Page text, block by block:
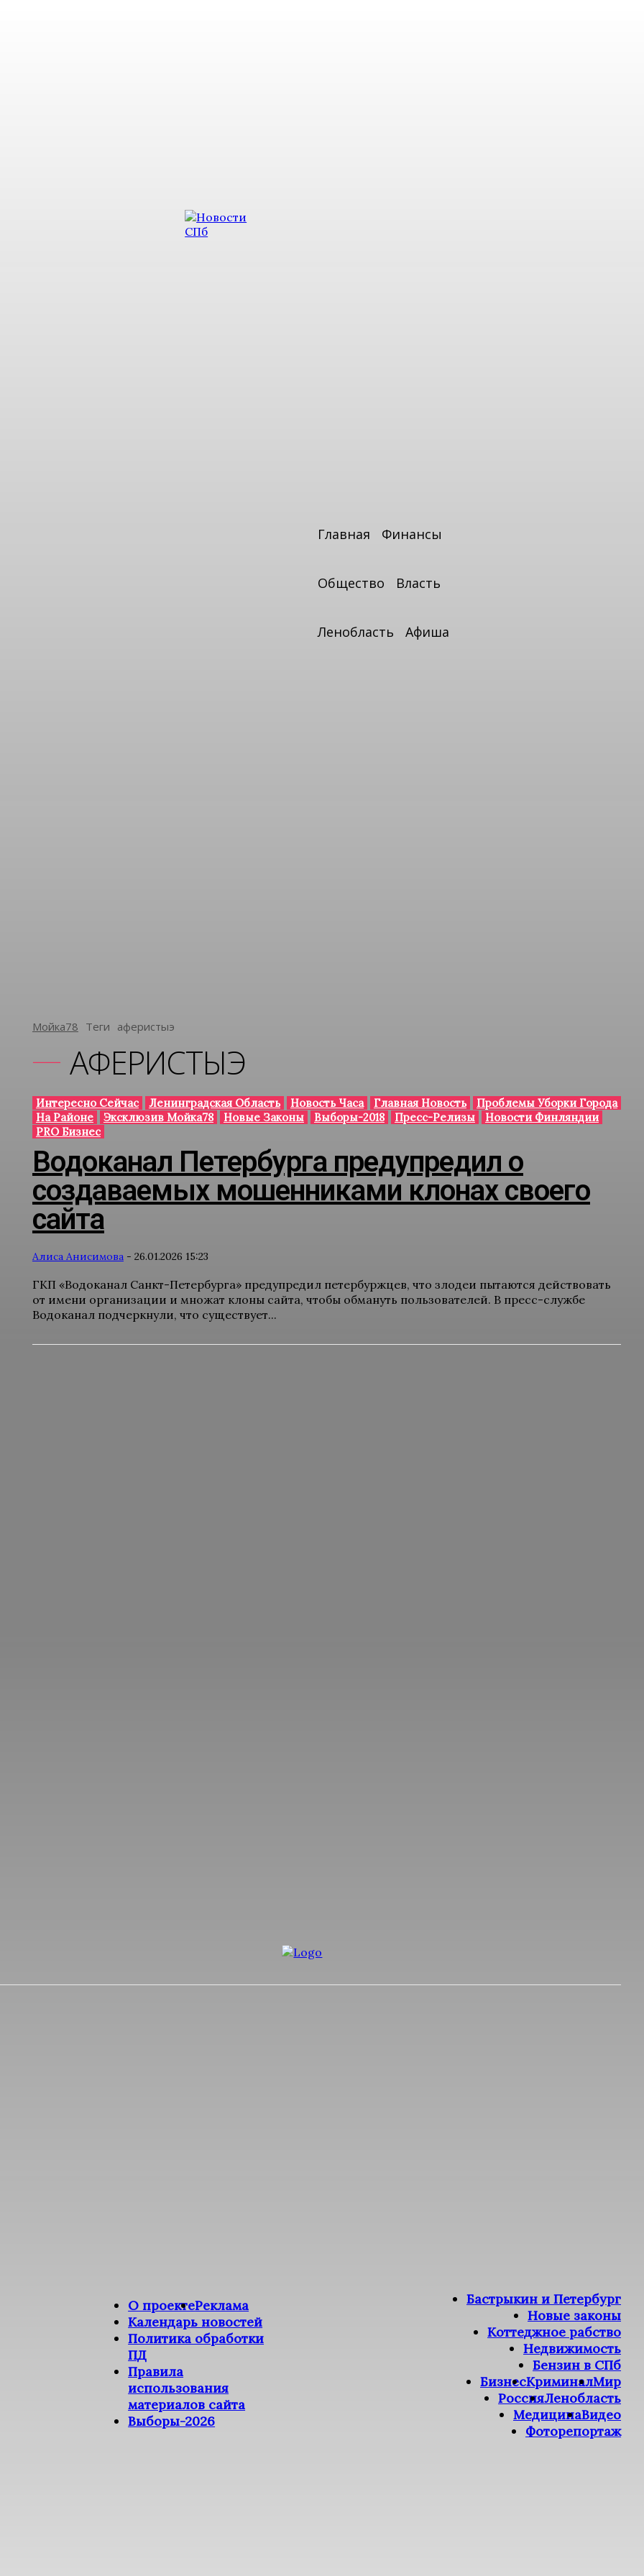
Главная Финансы
Общество Власть
Ленобласть Афиша
Мойка78 Теги Аферистыэ
АФЕРИСТЫЭ
Интересно Сейчас Ленинградская Область Новость Часа Главная Новость
Проблемы Уборки Города
На Районе
Эксклюзив Мойка78 Новые Законы Выборы-2018 Пресс-Релизы
Новости Финляндии
PRO Бизнес
Водоканал Петербурга предупредил о
создаваемых мошенниками клонах своего
сайта
Алиса Анисимова - 26.01.2026 15:23
ГКП «Водоканал Санкт-Петербурга» предупредил петербуржцев, что злодеи пытаются действовать
от имени организации и множат клоны сайта, чтобы обмануть пользователей. В пресс-службе
Водоканал подчеркнули, что существует...
О проектеРеклама
Календарь новостей
Политика обработки
ПД
Правила
использования
материалов сайта
Выборы-2026
Бастрыкин и Петербург
Новые законы
Коттеджное рабство
Недвижимость
Бензин в СПб
БизнесКриминалМир
РоссияЛенобласть
МедицинаВидео
Фоторепортаж